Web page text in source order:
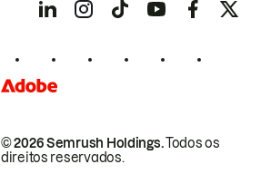
© 2026 Semrush Holdings.Todos os
direitos reservados.